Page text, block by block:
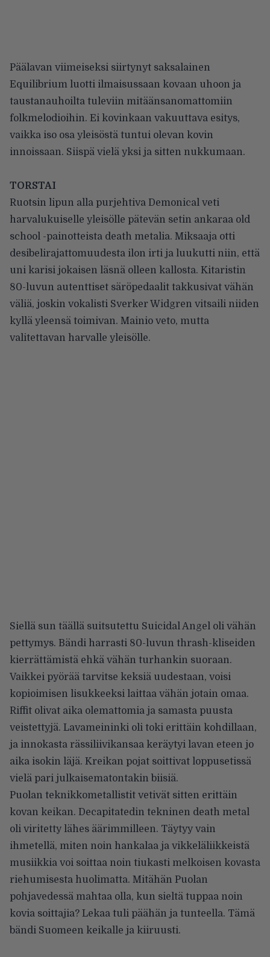
Päälavan viimeiseksi siirtynyt saksalainen
Equilibrium luotti ilmaisussaan kovaan uhoon ja
taustanauhoilta tuleviin mitäänsanomattomiin
folkmelodioihin. Ei kovinkaan vakuuttava esitys,
vaikka iso osa yleisöstä tuntui olevan kovin
innoissaan. Siispä vielä yksi ja sitten nukkumaan.
TORSTAI
Ruotsin lipun alla purjehtiva Demonical veti
harvalukuiselle yleisölle pätevän setin ankaraa old
school -painotteista death metalia. Miksaaja otti
desibelirajattomuudesta ilon irti ja luukutti niin, että
uni karisi jokaisen läsnä olleen kallosta. Kitaristin
80-luvun autenttiset säröpedaalit takkusivat vähän
väliä, joskin vokalisti Sverker Widgren vitsaili niiden
kyllä yleensä toimivan. Mainio veto, mutta
valitettavan harvalle yleisölle.
Siellä sun täällä suitsutettu Suicidal Angel oli vähän
pettymys. Bändi harrasti 80-luvun thrash-kliseiden
kierrättämistä ehkä vähän turhankin suoraan.
Vaikkei pyörää tarvitse keksiä uudestaan, voisi
kopioimisen lisukkeeksi laittaa vähän jotain omaa.
Riffit olivat aika olemattomia ja samasta puusta
veistettyjä. Lavameininki oli toki erittäin kohdillaan,
ja innokasta rässiliivikansaa keräytyi lavan eteen jo
aika isokin läjä. Kreikan pojat soittivat loppusetissä
vielä pari julkaisematontakin biisiä.
Puolan teknikkometallistit vetivät sitten erittäin
kovan keikan. Decapitatedin tekninen death metal
oli viritetty lähes äärimmilleen. Täytyy vain
ihmetellä, miten noin hankalaa ja vikkeläliikkeistä
musiikkia voi soittaa noin tiukasti melkoisen kovasta
riehumisesta huolimatta. Mitähän Puolan
pohjavedessä mahtaa olla, kun sieltä tuppaa noin
kovia soittajia? Lekaa tuli päähän ja tunteella. Tämä
bändi Suomeen keikalle ja kiiruusti.